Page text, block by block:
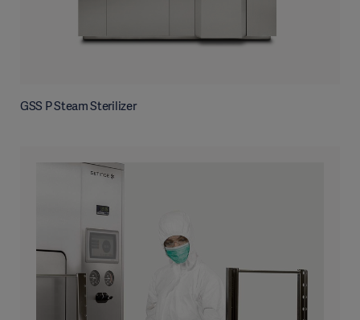
GSS P Steam Sterilizer